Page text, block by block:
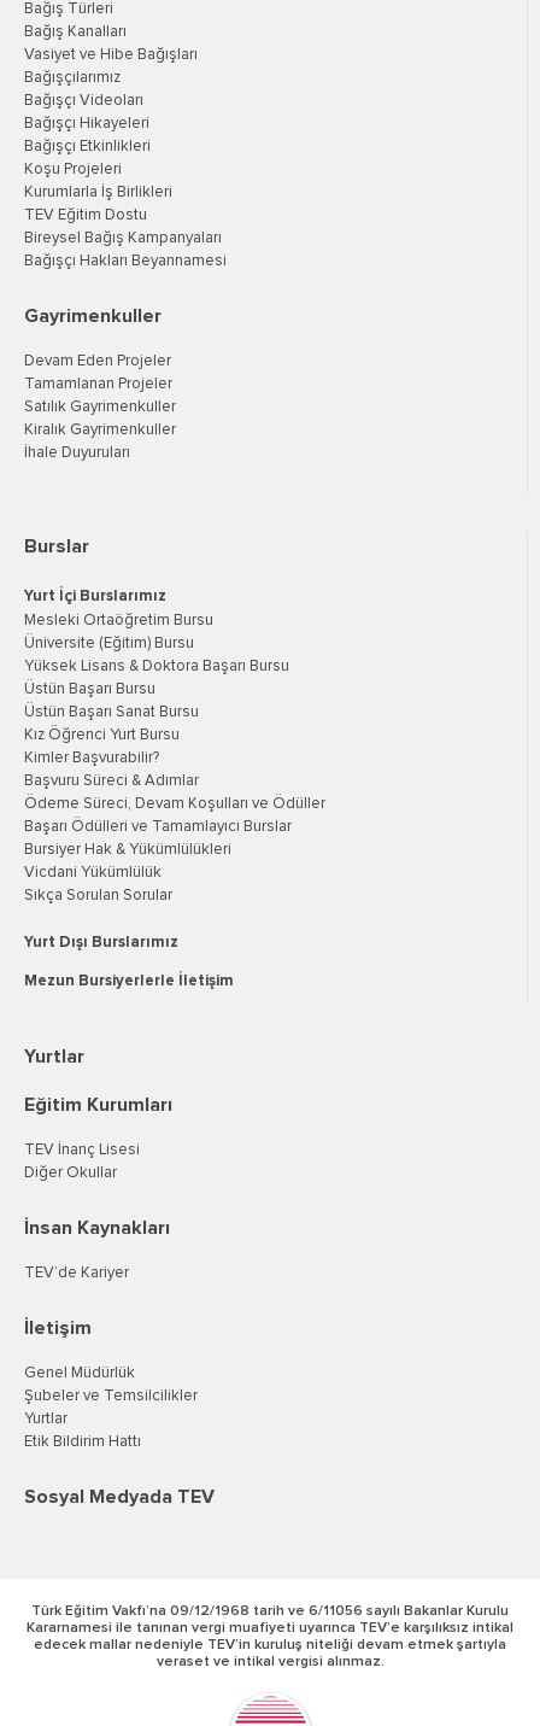
Bağış Türleri
Bağış Kanalları
Vasiyet ve Hibe Bağışları
Bağışçılarımız
Bağışçı Videoları
Bağışçı Hikayeleri
Bağışçı Etkinlikleri
Koşu Projeleri
Kurumlarla İş Birlikleri
TEV Eğitim Dostu
Bireysel Bağış Kampanyaları
Bağışçı Hakları Beyannamesi
Gayrimenkuller
Devam Eden Projeler
Tamamlanan Projeler
Satılık Gayrimenkuller
Kiralık Gayrimenkuller
İhale Duyuruları
Burslar
Yurt İçi Burslarımız
Mesleki Ortaöğretim Bursu
Üniversite (Eğitim) Bursu
Yüksek Lisans & Doktora Başarı Bursu
Üstün Başarı Bursu
Üstün Başarı Sanat Bursu
Kız Öğrenci Yurt Bursu
Kimler Başvurabilir?
Başvuru Süreci & Adımlar
Ödeme Süreci, Devam Koşulları ve Ödüller
Başarı Ödülleri ve Tamamlayıcı Burslar
Bursiyer Hak & Yükümlülükleri
Vicdani Yükümlülük
Sıkça Sorulan Sorular
Yurt Dışı Burslarımız
Mezun Bursiyerlerle İletişim
Yurtlar
Eğitim Kurumları
TEV İnanç Lisesi
Diğer Okullar
İnsan Kaynakları
TEV’de Kariyer
İletişim
Genel Müdürlük
Şubeler ve Temsilcilikler
Yurtlar
Etik Bildirim Hattı
Sosyal Medyada TEV
Türk Eğitim Vakfı’na 09/12/1968 tarih ve 6/11056 sayılı Bakanlar Kurulu
Kararnamesi ile tanınan vergi muafiyeti uyarınca TEV’e karşılıksız intikal
edecek mallar nedeniyle TEV’in kuruluş niteliği devam etmek şartıyla
veraset ve intikal vergisi alınmaz.